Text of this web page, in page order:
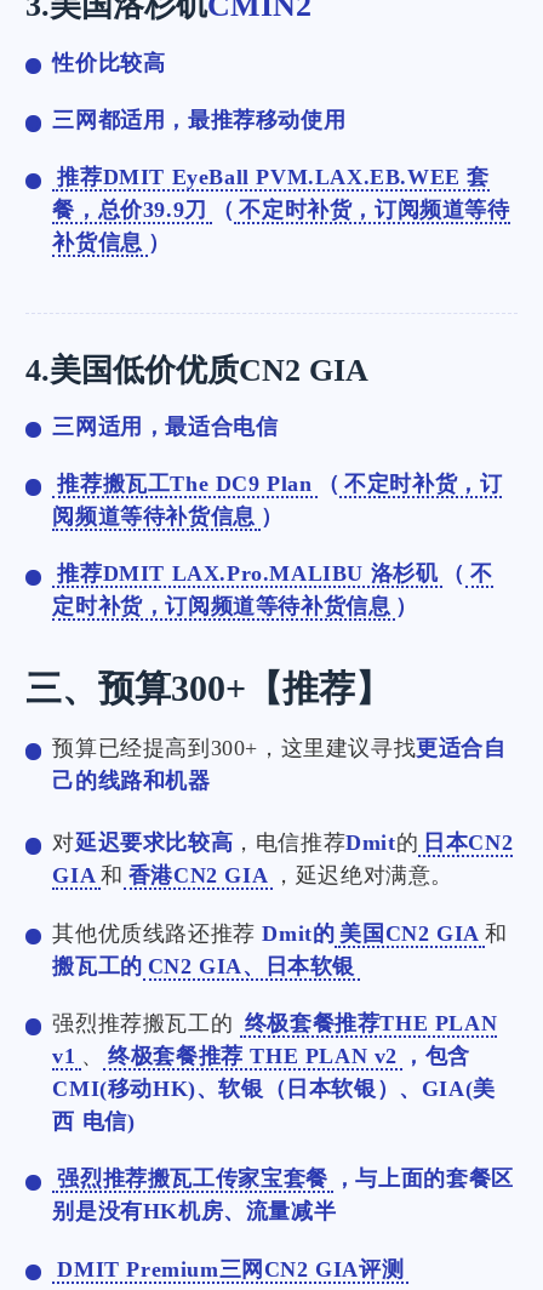
性价比较高
三网都适用，最推荐移动使用
推荐DMIT EyeBall PVM.LAX.EB.WEE 套
餐，总价39.9刀
（ 不定时补货，订阅频道等待
补货信息 ）
4.美国低价优质CN2 GIA
三网适用，最适合电信
推荐搬瓦工The DC9 Plan （ 不定时补货，订
阅频道等待补货信息 ）
推荐DMIT LAX.Pro.MALIBU 洛杉矶 （ 不
定时补货，订阅频道等待补货信息 ）
三、预算300+【推荐】
预算已经提高到300+，这里建议寻找更适合自
己的线路和机器
对延迟要求比较高 ，电信推荐Dmit的 日本CN2
GIA 和 香港CN2 GIA ，延迟绝对满意。
其他优质线路还推荐Dmit的 美国CN2 GIA 和
搬瓦工的 CN2 GIA、日本软银
强烈推荐搬瓦工的 终极套餐推荐THE PLAN
v1 、 终极套餐推荐 THE PLAN v2
，包含
CMI(移动HK)、软银（日本软银）、GIA(美
西 电信)
强烈推荐搬瓦工传家宝套餐
，与上面的套餐区
别是没有HK机房、流量减半
DMIT Premium三网CN2 GIA评测